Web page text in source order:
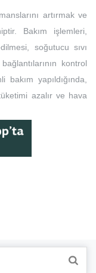
artırmak ve
Bakım işlemleri,
soğutucu sıvı
kontrol
yapıldığında,
azalır ve hava